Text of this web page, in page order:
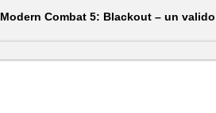
Modern Combat 5: Blackout – un